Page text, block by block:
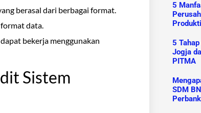
berasal dari berbagai format.
data.
bekerja menggunakan
Sistem
5
5
Jogja
PITMA
SDM